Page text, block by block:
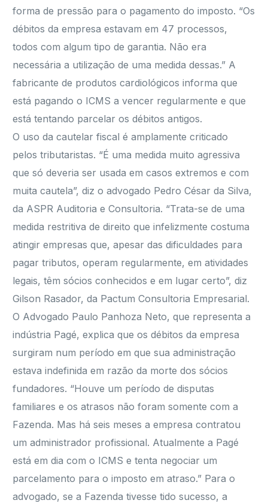
forma de pressão para o pagamento do imposto. “Os
débitos da empresa estavam em 47 processos,
todos com algum tipo de garantia. Não era
necessária a utilização de uma medida dessas.” A
fabricante de produtos cardiológicos informa que
está pagando o ICMS a vencer regularmente e que
está tentando parcelar os débitos antigos.
O uso da cautelar fiscal é amplamente criticado
pelos tributaristas. “É uma medida muito agressiva
que só deveria ser usada em casos extremos e com
muita cautela”, diz o advogado Pedro César da Silva,
da ASPR Auditoria e Consultoria. “Trata-se de uma
medida restritiva de direito que infelizmente costuma
atingir empresas que, apesar das dificuldades para
pagar tributos, operam regularmente, em atividades
legais, têm sócios conhecidos e em lugar certo”, diz
Gilson Rasador, da Pactum Consultoria Empresarial.
O Advogado Paulo Panhoza Neto, que representa a
indústria Pagé, explica que os débitos da empresa
surgiram num período em que sua administração
estava indefinida em razão da morte dos sócios
fundadores. “Houve um período de disputas
familiares e os atrasos não foram somente com a
Fazenda. Mas há seis meses a empresa contratou
um administrador profissional. Atualmente a Pagé
está em dia com o ICMS e tenta negociar um
parcelamento para o imposto em atraso.” Para o
advogado, se a Fazenda tivesse tido sucesso, a